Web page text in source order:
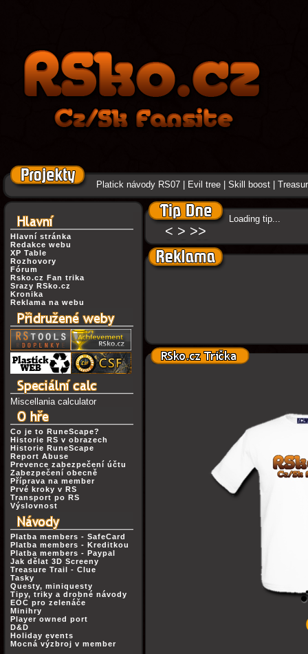
Platick návody RS07 Evil tree Skill boost
Hlavní stránka
Redakce webu
XP Table
Rozhovory
Fórum
Rsko.cz Fan trika
Srazy RSko.cz
Kronika
Reklama na webu
Miscellania calculator
Co je to RuneScape?
Historie RS v obrazech
Historie RuneScape
Report Abuse
Prevence zabezpečení účtu
Zabezpečení obecně
Příprava na member
Prvé kroky v RS
Transport po RS
Výslovnost
Platba members - SafeCard
Platba members - Kreditkou
Platba members - Paypal
Jak dělat 3D Screeny
Treasure Trail - Clue
Tasky
Questy, miniquesty
Tipy, triky a drobné návody
EOC pro zelenáče
Minihry
Player owned port
D&D
Holiday events
Mocná výzbroj v member
< > >>
Loading tip...